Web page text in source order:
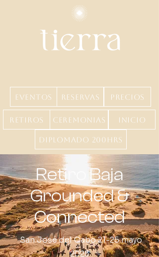
Reservas
Eventos precios
Ceremonias
Retiros inicio
Diplomado 200hrs
Retiro Baja
Grounded &
Connected
San José del Cabo 21-25 mayo
2025